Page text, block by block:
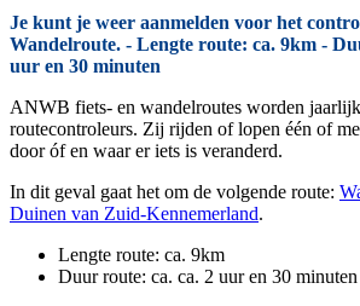
Je kunt je weer aanmelden voor het
Wandelroute. - Lengte route: ca. 9km -
uur en 30 minuten
ANWB fiets- en wandelroutes worden
routecontroleurs. Zij rijden of lopen één of
door óf en waar er iets is veranderd.
In dit geval gaat het om de volgende route:
Duinen van Zuid-Kennemerland.
Lengte route: ca. 9km
Duur route: ca. ca. 2 uur en 30 minuten